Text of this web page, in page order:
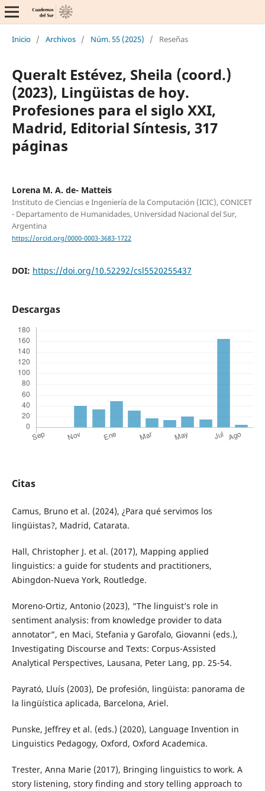
Inicio / Archivos / Núm. 55 (2025) / Reseñas
Queralt Estévez, Sheila (coord.)
(2023), Lingüistas de hoy.
Profesiones para el siglo XXI,
Madrid, Editorial Síntesis, 317
páginas
Lorena M. A. de- Matteis
Instituto de Ciencias e Ingeniería de la Computación (ICIC), CONICET
- Departamento de Humanidades, Universidad Nacional del Sur,
Argentina
https://orcid.org/0000-0003-3683-1722
DOI: https://doi.org/10.52292/csl5520255437
Descargas
Citas
Camus, Bruno et al. (2024), ¿Para qué servimos los
lingüistas?, Madrid, Catarata.
Hall, Christopher J. et al. (2017), Mapping applied
linguistics: a guide for students and practitioners,
Abingdon-Nueva York, Routledge.
Moreno-Ortiz, Antonio (2023), “The linguist’s role in
sentiment analysis: from knowledge provider to data
annotator”, en Maci, Stefania y Garofalo, Giovanni (eds.),
Investigating Discourse and Texts: Corpus-Assisted
Analytical Perspectives, Lausana, Peter Lang, pp. 25-54.
Payrató, Lluís (2003), De profesión, lingüista: panorama de
la lingüística aplicada, Barcelona, Ariel.
Punske, Jeffrey et al. (eds.) (2020), Language Invention in
Linguistics Pedagogy, Oxford, Oxford Academica.
Trester, Anna Marie (2017), Bringing linguistics to work. A
story listening, story finding and story telling approach to